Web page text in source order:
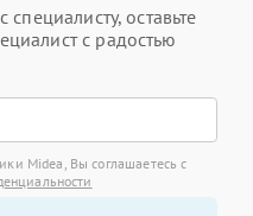
специалисту, оставьте
с радостью
Midea, Вы соглашаетесь с